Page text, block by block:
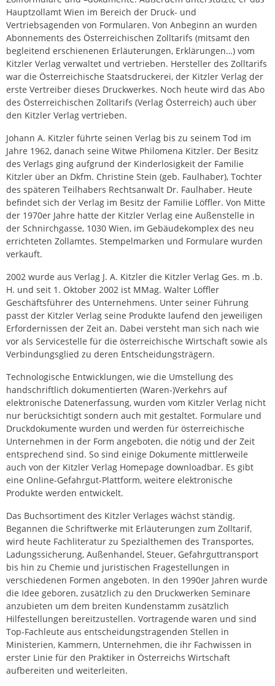
Hauptzollamt Wien im Bereich der Druck- und
Vertriebsagenden von Formularen. Von Anbeginn an wurden
Abonnements des Österreichischen Zolltarifs (mitsamt den
begleitend erschienenen Erläuterungen, Erklärungen…) vom
Kitzler Verlag verwaltet und vertrieben. Hersteller des Zolltarifs
war die Österreichische Staatsdruckerei, der Kitzler Verlag der
erste Vertreiber dieses Druckwerkes. Noch heute wird das Abo
des Österreichischen Zolltarifs (Verlag Österreich) auch über
den Kitzler Verlag vertrieben.
Johann A. Kitzler führte seinen Verlag bis zu seinem Tod im
Jahre 1962, danach seine Witwe Philomena Kitzler. Der Besitz
des Verlags ging aufgrund der Kinderlosigkeit der Familie
Kitzler über an Dkfm. Christine Stein (geb. Faulhaber), Tochter
des späteren Teilhabers Rechtsanwalt Dr. Faulhaber. Heute
befindet sich der Verlag im Besitz der Familie Löffler. Von Mitte
der 1970er Jahre hatte der Kitzler Verlag eine Außenstelle in
der Schnirchgasse, 1030 Wien, im Gebäudekomplex des neu
errichteten Zollamtes. Stempelmarken und Formulare wurden
verkauft.
2002 wurde aus Verlag J. A. Kitzler die Kitzler Verlag Ges. m .b.
H. und seit 1. Oktober 2002 ist MMag. Walter Löffler
Geschäftsführer des Unternehmens. Unter seiner Führung
passt der Kitzler Verlag seine Produkte laufend den jeweiligen
Erfordernissen der Zeit an. Dabei versteht man sich nach wie
vor als Servicestelle für die österreichische Wirtschaft sowie als
Verbindungsglied zu deren Entscheidungsträgern.
Technologische Entwicklungen, wie die Umstellung des
handschriftlich dokumentierten (Waren-)Verkehrs auf
elektronische Datenerfassung, wurden vom Kitzler Verlag nicht
nur berücksichtigt sondern auch mit gestaltet. Formulare und
Druckdokumente wurden und werden für österreichische
Unternehmen in der Form angeboten, die nötig und der Zeit
entsprechend sind. So sind einige Dokumente mittlerweile
auch von der Kitzler Verlag Homepage downloadbar. Es gibt
eine Online-Gefahrgut-Plattform, weitere elektronische
Produkte werden entwickelt.
Das Buchsortiment des Kitzler Verlages wächst ständig.
Begannen die Schriftwerke mit Erläuterungen zum Zolltarif,
wird heute Fachliteratur zu Spezialthemen des Transportes,
Ladungssicherung, Außenhandel, Steuer, Gefahrguttransport
bis hin zu Chemie und juristischen Fragestellungen in
verschiedenen Formen angeboten. In den 1990er Jahren wurde
die Idee geboren, zusätzlich zu den Druckwerken Seminare
anzubieten um dem breiten Kundenstamm zusätzlich
Hilfestellungen bereitzustellen. Vortragende waren und sind
Top-Fachleute aus entscheidungstragenden Stellen in
Ministerien, Kammern, Unternehmen, die ihr Fachwissen in
erster Linie für den Praktiker in Österreichs Wirtschaft
aufbereiten und weiterleiten.